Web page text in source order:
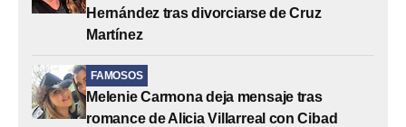
Hernández tras divorciarse de Cruz
Martínez
FAMOSOS
Melenie Carmona deja mensaje tras
romance de Alicia Villarreal con Cibad